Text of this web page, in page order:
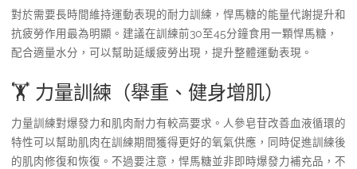
對於需要長時間維持運動表現的耐力訓練，悍馬糖的能量代謝提升和
抗疲勞作用最為明顯。建議在訓練前30至45分鐘食用一顆悍馬糖，
配合適量水分，可以幫助延緩疲勞出現，提升整體運動表現。
🏋️ 力量訓練（舉重、健身增肌）
力量訓練對爆發力和肌肉耐力有較高要求。人參皂苷改善血液循環的
特性可以幫助肌肉在訓練期間獲得更好的氧氣供應，同時促進訓練後
的肌肉修復和恢復。不過要注意，悍馬糖並非即時爆發力補充品，不